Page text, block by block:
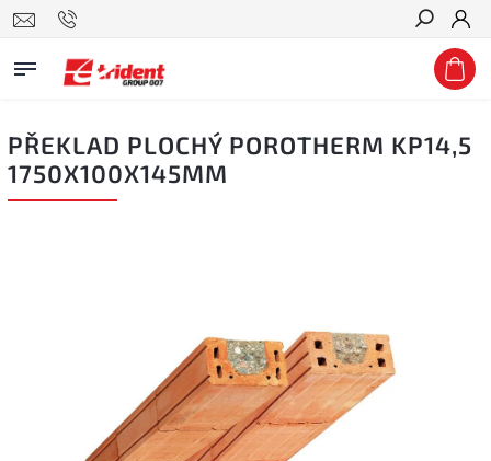
Hledat
PŘEKLAD PLOCHÝ POROTHERM KP14,5
1750X100X145MM